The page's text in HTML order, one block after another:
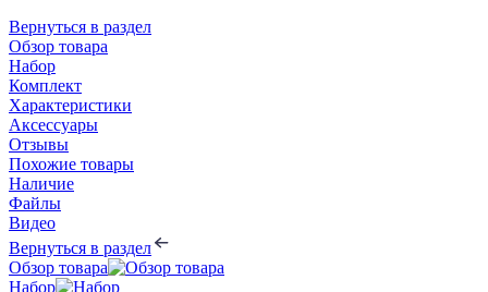
Вернуться в раздел
Обзор товара
Набор
Комплект
Характеристики
Аксессуары
Отзывы
Похожие товары
Наличие
Файлы
Видео
Вернуться в раздел
Обзор товара
Набор